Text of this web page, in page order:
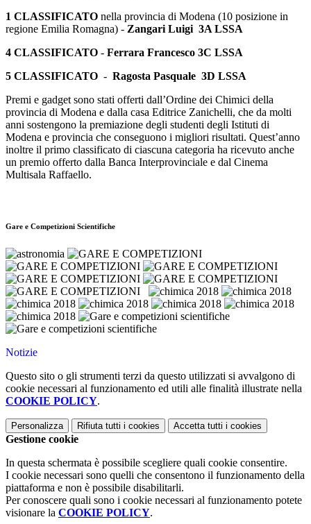
1 CLASSIFICATO nella provincia di Modena (10 posizione in
regione Emilia Romagna) - Zangari Luigi 3A LSSA
4 CLASSIFICATO - Ferrara Francesco 3C LSSA
5 CLASSIFICATO - Ragosta Pasquale 3D LSSA
Premi e gadget sono stati offerti dall’Ordine dei Chimici della
provincia di Modena e dalla casa Editrice Zanichelli, che da molti
anni sostengono la premiazione degli studenti degli Istituti di
Modena e provincia che conseguono i migliori risultati. Quest’anno
inoltre il primo classificato di ciascuna categoria ha ricevuto anche
un premio offerto dalla Banca Interprovinciale e dal Cinema
Multisala Raffaello.
Gare e Competizioni Scientifiche
Notizie
Questo sito o gli strumenti terzi da questo utilizzati si avvalgono di
cookie necessari al funzionamento ed utili alle finalità illustrate nella
COOKIE POLICY.
Personalizza Rifiuta tutti i cookies Accetta tutti i cookies
Gestione cookie
In questa schermata è possibile scegliere quali cookie consentire.
I cookie necessari sono quelli che consentono il funzionamento della
piattaforma e non è possibile disabilitarli.
Per conoscere quali sono i cookie necessari al funzionamento potete
visionare la COOKIE POLICY.